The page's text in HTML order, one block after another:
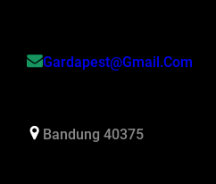
Gardapest@gmail.com
Bandung 40375